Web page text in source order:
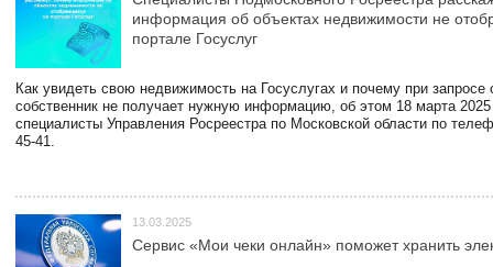
информация об объектах недвижимости не
портале Госуслуг
Как увидеть свою недвижимость на Госуслугах и почему при запросе
собственник не получает нужную информацию, об этом 18 марта 2025
специалисты Управления Росреестра по Московской области по
45-41.
13.03.2025
Сервис «Мои чеки онлайн» поможет хранить